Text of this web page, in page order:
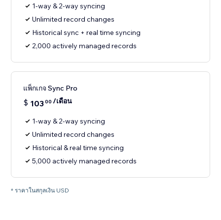
1-way & 2-way syncing
Unlimited record changes
Historical sync + real time syncing
2,000 actively managed records
แพ็กเกจ Sync Pro
$ 10300 /เดือน
1-way & 2-way syncing
Unlimited record changes
Historical & real time syncing
5,000 actively managed records
* ราคาในสกุลเงิน USD